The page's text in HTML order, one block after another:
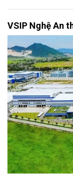
VSIP Nghệ An